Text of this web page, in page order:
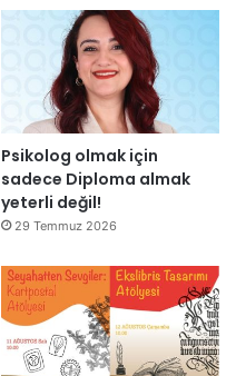
Psikolog olmak için
sadece Diploma almak
yeterli değil!
29 Temmuz 2026